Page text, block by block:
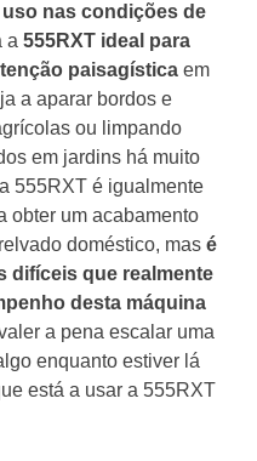
uso nas condições de
a 555RXT ideal para
paisagística em
a aparar bordos e
ou limpando
em jardins há muito
555RXT é igualmente
obter um acabamento
doméstico, mas é
difíceis que realmente
desta máquina
a pena escalar uma
enquanto estiver lá
está a usar a 555RXT